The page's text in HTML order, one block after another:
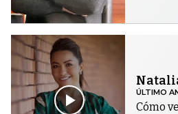
ÚLTIMO
Cómo